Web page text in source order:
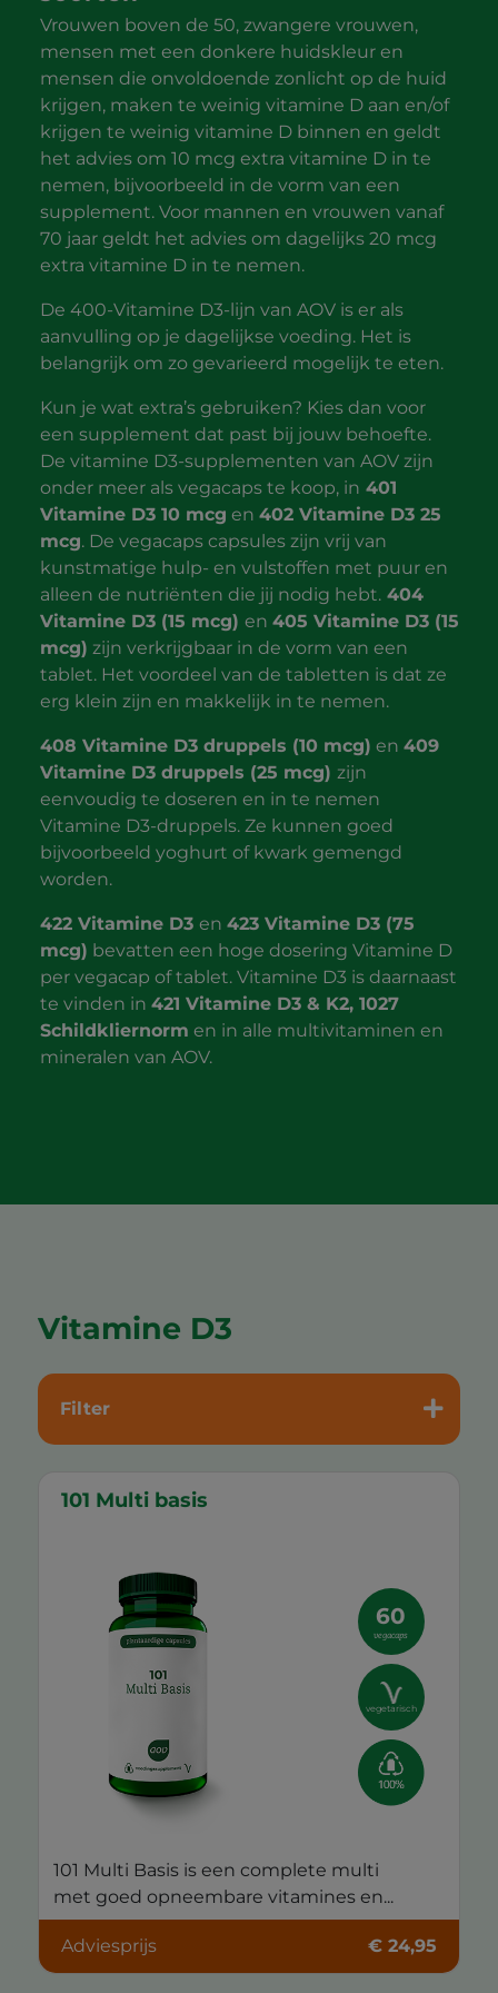
Vrouwen boven de 50, zwangere vrouwen,
mensen met een donkere huidskleur en
mensen die onvoldoende zonlicht op de huid
krijgen, maken te weinig vitamine D aan en/of
krijgen te weinig vitamine D binnen en geldt
het advies om 10 mcg extra vitamine D in te
nemen, bijvoorbeeld in de vorm van een
supplement. Voor mannen en vrouwen vanaf
70 jaar geldt het advies om dagelijks 20 mcg
extra vitamine D in te nemen.
De 400-Vitamine D3-lijn van AOV is er als
aanvulling op je dagelijkse voeding. Het is
belangrijk om zo gevarieerd mogelijk te eten.
Kun je wat extra’s gebruiken? Kies dan voor
een supplement dat past bij jouw behoefte.
De vitamine D3-supplementen van AOV zijn
onder meer als vegacaps te koop, in 401
Vitamine D3 10 mcg en 402 Vitamine D3 25
mcg. De vegacaps capsules zijn vrij van
kunstmatige hulp- en vulstoffen met puur en
alleen de nutriënten die jij nodig hebt.404
Vitamine D3 (15 mcg) en 405 Vitamine D3 (15
mcg) zijn verkrijgbaar in de vorm van een
tablet. Het voordeel van de tabletten is dat ze
erg klein zijn en makkelijk in te nemen.
408 Vitamine D3 druppels (10 mcg) en 409
Vitamine D3 druppels (25 mcg) zijn
eenvoudig te doseren en in te nemen
Vitamine D3-druppels. Ze kunnen goed
bijvoorbeeld yoghurt of kwark gemengd
worden.
422 Vitamine D3 en 423 Vitamine D3 (75
mcg) bevatten een hoge dosering Vitamine D
per vegacap of tablet. Vitamine D3 is daarnaast
te vinden in 421 Vitamine D3 & K2, 1027
Schildkliernorm en in alle multivitaminen en
mineralen van AOV.
Vitamine D3
Filter
101 Multi basis
60
vegacaps
vegetarisch
101 Multi Basis is een complete multi
met goed opneembare vitamines en...
Adviesprijs € 24,95